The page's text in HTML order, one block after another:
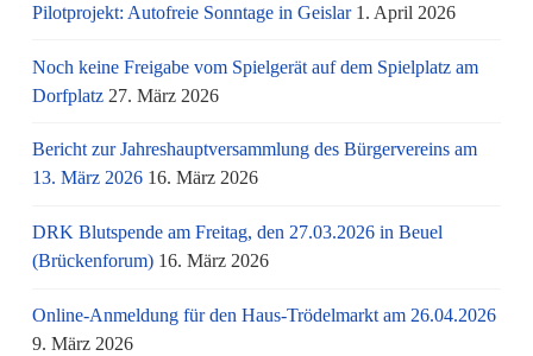
Pilotprojekt: Autofreie Sonntage in Geislar 1. April 2026
Noch keine Freigabe vom Spielgerät auf dem Spielplatz am
Dorfplatz 27. März 2026
Bericht zur Jahreshauptversammlung des Bürgervereins am
13. März 2026 16. März 2026
DRK Blutspende am Freitag, den 27.03.2026 in Beuel
(Brückenforum) 16. März 2026
Online-Anmeldung für den Haus-Trödelmarkt am 26.04.2026
9. März 2026